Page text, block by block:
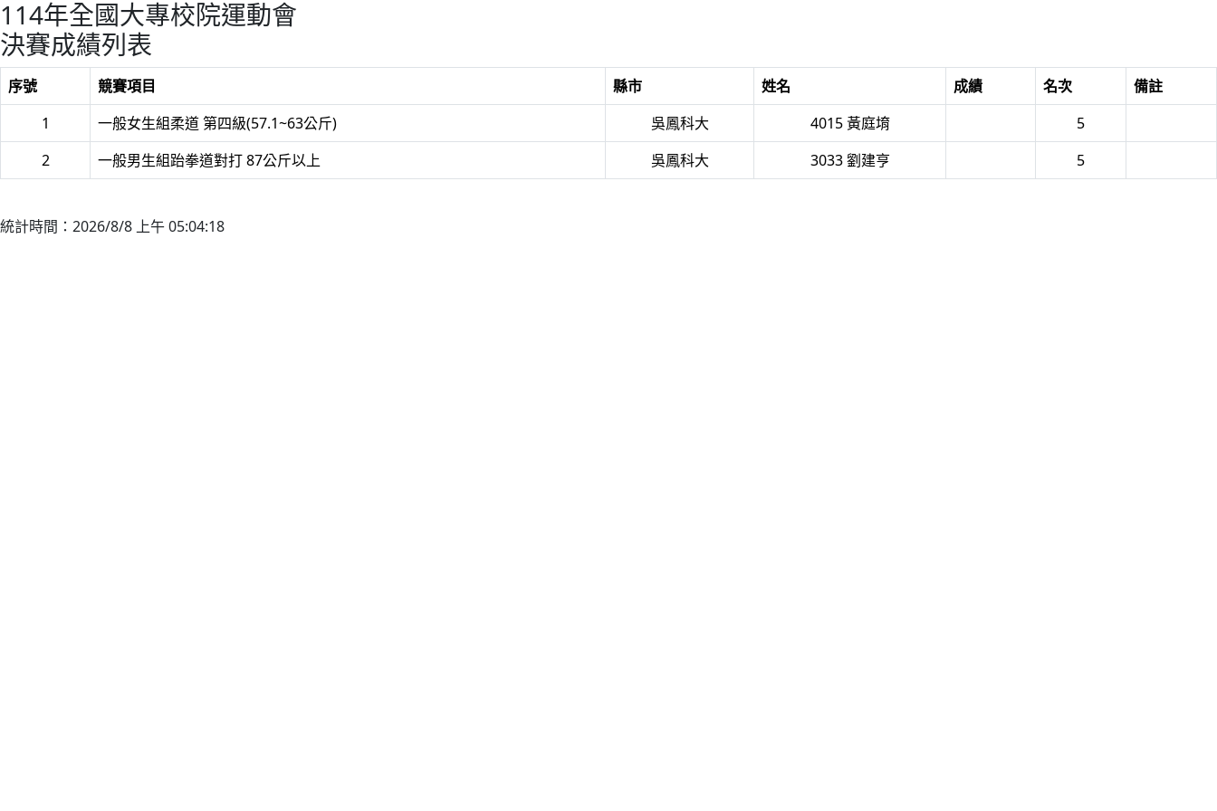
114年全國大專校院運動會
決賽成績列表
序號 競賽項目 縣市 姓名 成績 名次
備註
1
一般女生組柔道 第四級(57.1~63公斤) 吳鳳科大 4015 黃庭堉
5
2
一般男生組跆拳道對打 87公斤以上 吳鳳科大 3033 劉建亨 5
統計時間：2026/8/8 上午 05:04:18